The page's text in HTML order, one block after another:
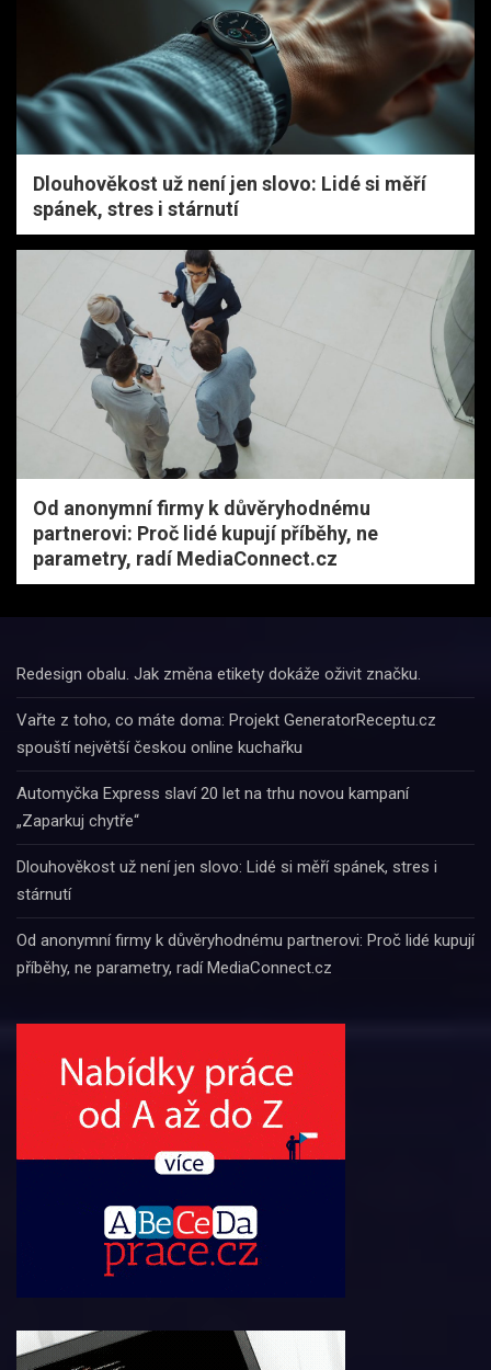
Dlouhověkost už není jen slovo: Lidé si měří
spánek, stres i stárnutí
Od anonymní firmy k důvěryhodnému
partnerovi: Proč lidé kupují příběhy, ne
parametry, radí MediaConnect.cz
Redesign obalu. Jak změna etikety dokáže oživit značku.
Vařte z toho, co máte doma: Projekt GeneratorReceptu.cz
spouští největší českou online kuchařku
Automyčka Express slaví 20 let na trhu novou kampaní
„Zaparkuj chytře“
Dlouhověkost už není jen slovo: Lidé si měří spánek, stres i
stárnutí
Od anonymní firmy k důvěryhodnému partnerovi: Proč lidé kupují
příběhy, ne parametry, radí MediaConnect.cz